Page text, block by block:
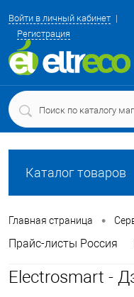
Войти в личный кабинет
Регистрация
Каталог товаров
Главная страница •
Прайс-листы Россия
Electrosmart -